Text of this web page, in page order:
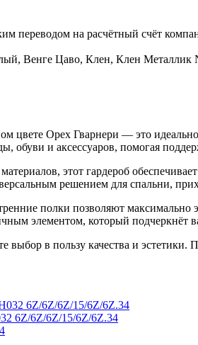
переводом на расчётный счёт
Венге Цаво, Клен, Клен Металлик
цвете Орех Гварнери — это
обуви и аксессуаров, помогая
этот гардероб
решением для спальни,
полки позволяют максимально
элементом, который подчеркнёт
выбор в пользу качества и
6Z/6Z/6Z/15/6Z/6Z.34